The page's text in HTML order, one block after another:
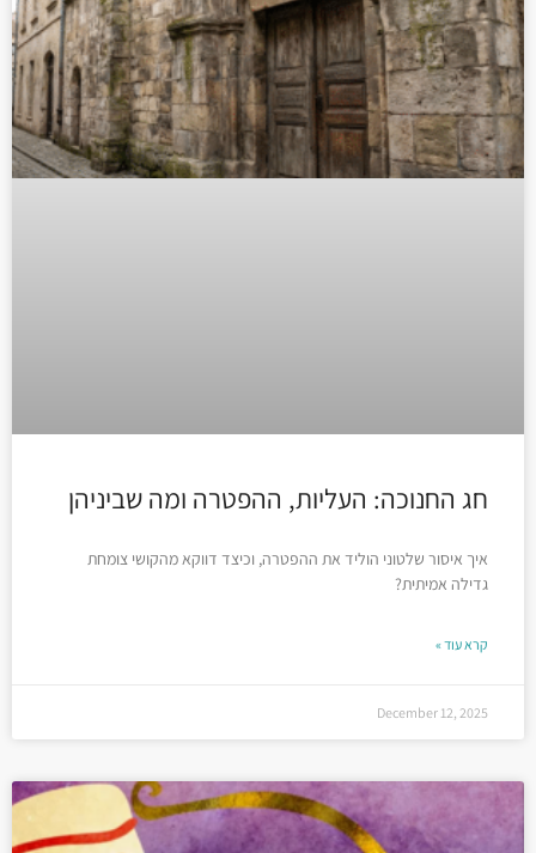
חג החנוכה: העליות, ההפטרה ומה שביניהן
איך איסור שלטוני הוליד את ההפטרה, וכיצד דווקא מהקושי צומחת
גדילה אמיתית?
קרא עוד »
December 12, 2025